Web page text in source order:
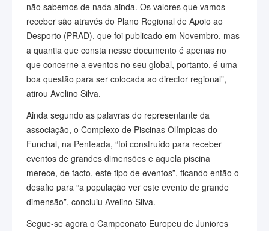
não sabemos de nada ainda. Os valores que vamos
receber são através do Plano Regional de Apoio ao
Desporto (PRAD), que foi publicado em Novembro, mas
a quantia que consta nesse documento é apenas no
que concerne a eventos no seu global, portanto, é uma
boa questão para ser colocada ao director regional”,
atirou Avelino Silva.
Ainda segundo as palavras do representante da
associação, o Complexo de Piscinas Olímpicas do
Funchal, na Penteada, “foi construído para receber
eventos de grandes dimensões e aquela piscina
merece, de facto, este tipo de eventos”, ficando então o
desafio para “a população ver este evento de grande
dimensão”, concluiu Avelino Silva.
Segue-se agora o Campeonato Europeu de Juniores